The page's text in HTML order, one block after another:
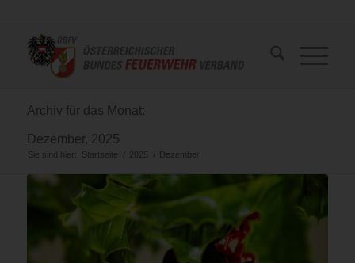
Archiv für das Monat:
Dezember, 2025
Sie sind hier: Startseite / 2025 / Dezember